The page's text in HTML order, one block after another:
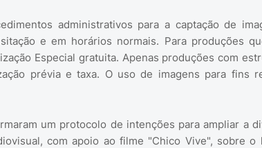
administrativos para a captação de
e em horários normais. Para produções
Especial gratuita. Apenas produções com
prévia e taxa. O uso de imagens para fins
um protocolo de intenções para ampliar a
com apoio ao filme "Chico Vive", sobre o